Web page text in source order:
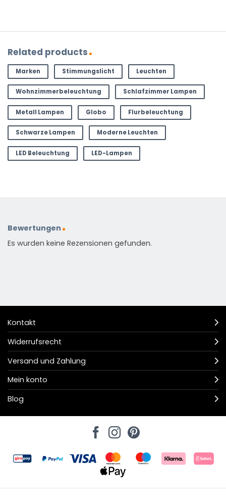
Related products
Marken Stimmungslicht Leuchten
Wohnzimmerbeleuchtung Schlafzimmer Lampen
Metall Lampen Globo Flurbeleuchtung
Schwarze Lampen Moderne Leuchten
LED Beleuchtung LED-Lampen
Bewertungen
Es wurden keine Rezensionen gefunden.
Kontakt
Widerrufsrecht
Versand und Zahlung
Mein konto
Blog